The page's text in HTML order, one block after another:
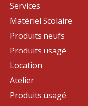
Services
Matériel Scolaire
Produits neufs
Produits usagé
Location
Atelier
Produits usagé